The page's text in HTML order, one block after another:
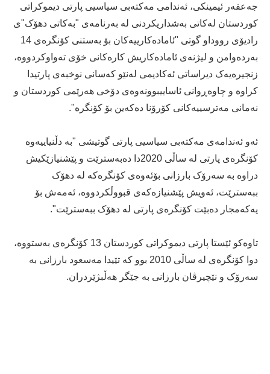
جەعفەر ئیمینکی، ئەندامی مەکتەبی سیاسیی پارتی دیموکراتی
کوردستان لەکاتی بەشداریکردنی لە بەرنامەی "بەکاتی دهۆک"ی
رادیۆی رووداو گوتی "ئامادەکارییەکان بۆ بەستنی کۆنگرەی 14
بەردەوامن و لیژنەی ئامادەکاریش کارەکانی خۆی تەواوکردووە،
زنجیرەیەک دیراساتی ئەکادیمی لەنێو کەسانی نوخبەی پارتیدا
کراوە و چاوەڕوانی ئاساییبوونەوەی دۆخی هەرێمی کوردستان و
نەمانی مەترسییەکانی کۆرۆنا دەکەین بۆ کۆنگرە".
ئەو ئەندامەی مەکتەبی سیاسیی پارتی گوتیشی "بە دڵنیاییەوە
کۆنگرەی پارتی لە ساڵی 2020دا دەبەسترێت و پێشنیازێکیش
دراوە بە سەرۆک بارزانی بۆئەوەی کۆنگرەکە لە دهۆک
ببەسترێت، ئەویش پێشنیازەکەی قبووڵکردووە، ئەمەش بۆ
یەکەمجار دەبێت کۆنگرەی پارتی لە دهۆک ببەسترێت".
تاوەکو ئێستا پارتی دیموکراتی کوردستان 13 کۆنگرەی بەستووە،
دوا کۆنگرەی لە ساڵی 2010 بوو کە تێیدا مەسعود بارزانی بە
سەرۆک و نێچیرڤان بارزانی بە جێگر هەڵبژێردران.